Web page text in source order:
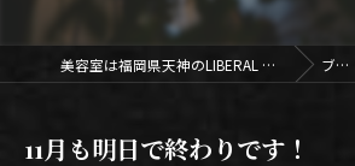
美容室は福岡県天神のLIBERAL Men's Salon天神 ブログ
11月も明日で終わりです！